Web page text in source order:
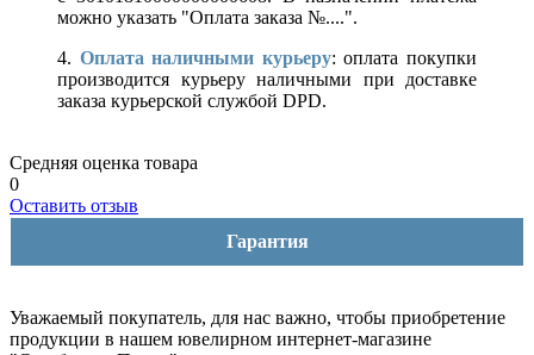
можно указать "Оплата заказа №....".
4. Оплата наличными курьеру: оплата покупки
производится курьеру наличными при доставке
заказа курьерской службой DPD.
Средняя оценка товара
0
Оставить отзыв
Гарантия
Уважаемый покупатель, для нас важно, чтобы приобретение
продукции в нашем ювелирном интернет-магазине